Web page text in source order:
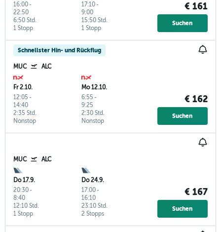
16:00-
22:50
1 Stopp
6:50 Std.
17:10-
9:00
1 Stopp
15:50 Std.
€ 161
Suchen
Schnellster Hin- und Rückflug
MUC ALC
Fr 2.10.
12:05 -
14:40
Nonstop
2:35 Std.
Mo 12.10.
6:55 -
9:25
Nonstop
2:30 Std.
€ 162
Suchen
MUC ALC
Do 17.9.
20:30-
8:40
1 Stopp
12:10 Std.
Do 24.9.
17:00-
16:10
2 Stopps
23:10 Std.
€ 167
Suchen